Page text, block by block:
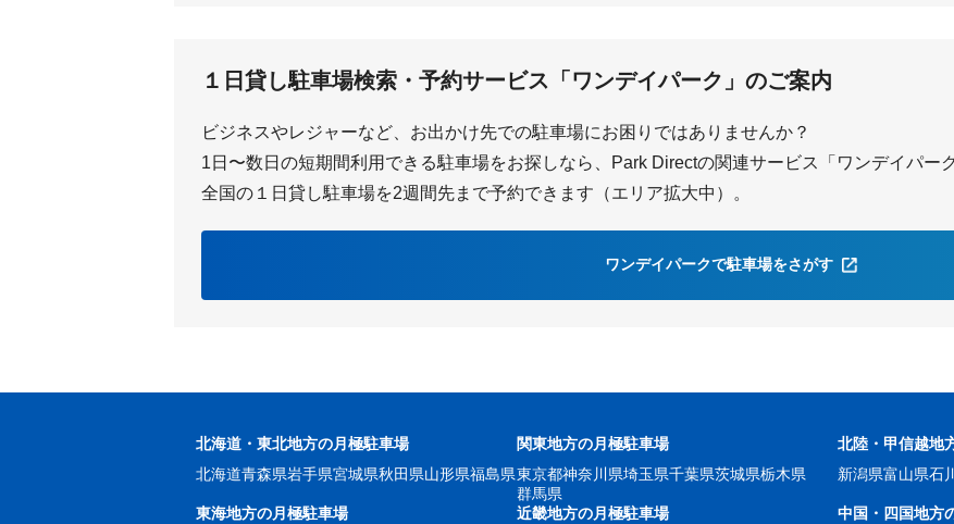
１日貸し駐車場検索・予約サービス「ワンデイパーク」のご案内
ビジネスやレジャーなど、お出かけ先での駐車場にお困りではありませんか？
1日〜数日の短期間利用できる駐車場をお探しなら、Park Directの関連サービス「ワンデイパー
全国の１日貸し駐車場を2週間先まで予約できます（エリア拡大中）。
ワンデイパークで駐車場をさがす
北海道・東北地方の月極駐車場
北海道青森県岩手県宮城県秋田県山形県福島県
関東地方の月極駐車場
東京都神奈川県埼玉県千葉県茨城県栃木県
群馬県
北陸・甲信越地
新潟県富山県石
東海地方の月極駐車場
近畿地方の月極駐車場
中国・四国地方